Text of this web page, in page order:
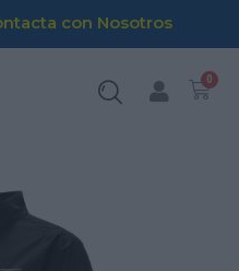
con Nosotros